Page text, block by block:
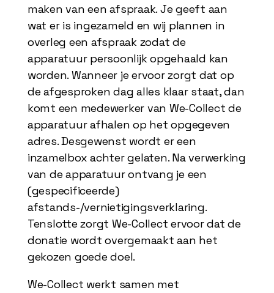
maken van een afspraak. Je geeft aan
wat er is ingezameld en wij plannen in
overleg een afspraak zodat de
apparatuur persoonlijk opgehaald kan
worden. Wanneer je ervoor zorgt dat op
de afgesproken dag alles klaar staat, dan
komt een medewerker van We-Collect de
apparatuur afhalen op het opgegeven
adres. Desgewenst wordt er een
inzamelbox achter gelaten. Na verwerking
van de apparatuur ontvang je een
(gespecificeerde)
afstands-/vernietigingsverklaring.
Tenslotte zorgt We-Collect ervoor dat de
donatie wordt overgemaakt aan het
gekozen goede doel.
We-Collect werkt samen met